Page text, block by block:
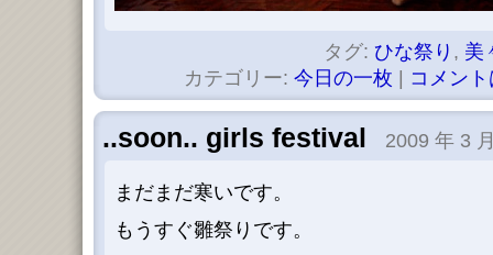
タグ: ひな祭り , 美
カテゴリー: 今日の一枚 コメン
..soon.. girls festival 2009 年 3
まだまだ寒いです。
もうすぐ雛祭りです。